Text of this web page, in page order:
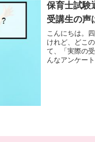
保育士試
受講生の声
こんにちは。
けれど、どこ
て、「実際の
んなアンケー